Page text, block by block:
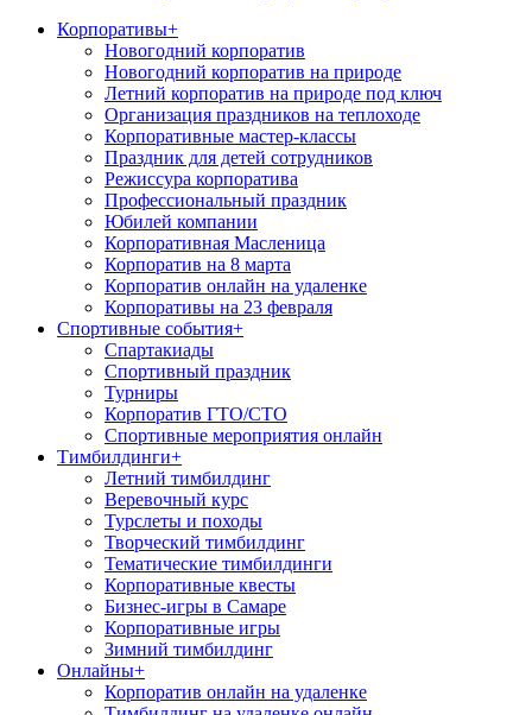
Корпоративы+
Новогодний корпоратив
Новогодний корпоратив на природе
Летний корпоратив на природе под ключ
Организация праздников на теплоходе
Корпоративные мастер-классы
Праздник для детей сотрудников
Режиссура корпоратива
Профессиональный праздник
Юбилей компании
Корпоративная Масленица
Корпоратив на 8 марта
Корпоратив онлайн на удаленке
Корпоративы на 23 февраля
Спортивные события+
Спартакиады
Спортивный праздник
Турниры
Корпоратив ГТО/СТО
Спортивные мероприятия онлайн
Тимбилдинги+
Летний тимбилдинг
Веревочный курс
Турслеты и походы
Творческий тимбилдинг
Тематические тимбилдинги
Корпоративные квесты
Бизнес-игры в Самаре
Корпоративные игры
Зимний тимбилдинг
Онлайны+
Корпоратив онлайн на удаленке